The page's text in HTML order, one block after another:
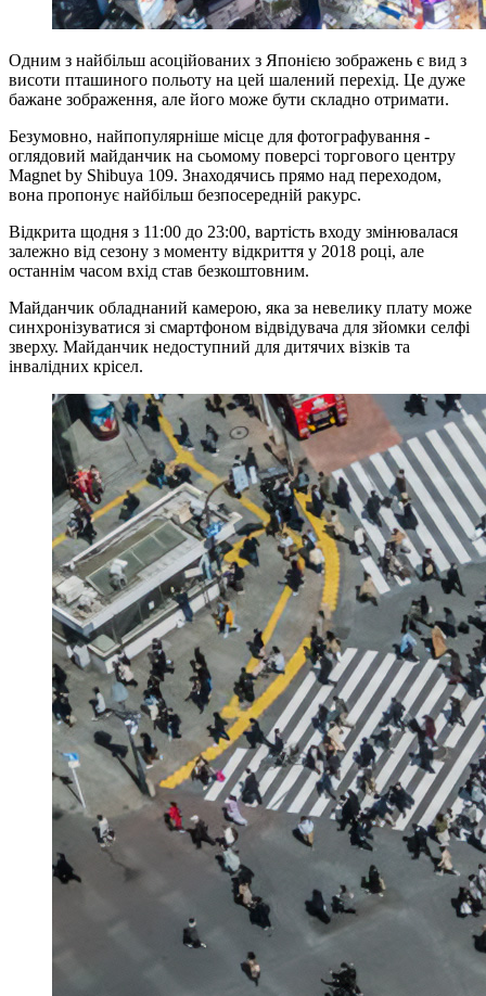
Одним з найбільш асоційованих з Японією зображень є вид з
висоти пташиного польоту на цей шалений перехід. Це дуже
бажане зображення, але його може бути складно отримати.
Безумовно, найпопулярніше місце для фотографування -
оглядовий майданчик на сьомому поверсі торгового центру
Magnet by Shibuya 109. Знаходячись прямо над переходом,
вона пропонує найбільш безпосередній ракурс.
Відкрита щодня з 11:00 до 23:00, вартість входу змінювалася
залежно від сезону з моменту відкриття у 2018 році, але
останнім часом вхід став безкоштовним.
Майданчик обладнаний камерою, яка за невелику плату може
синхронізуватися зі смартфоном відвідувача для зйомки селфі
зверху. Майданчик недоступний для дитячих візків та
інвалідних крісел.